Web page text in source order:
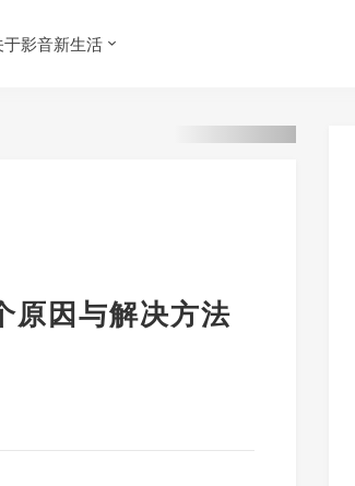
于影音新生活
原因与解决方法